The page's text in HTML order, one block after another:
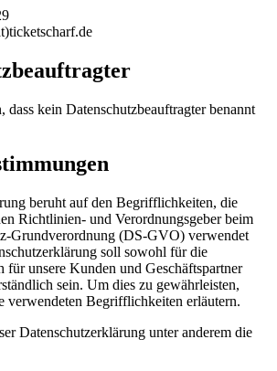
dass kein Datenschutzbeauftragter benannt
beruht auf den Begrifflichkeiten, die
Richtlinien- und Verordnungsgeber beim
Grundverordnung (DS-GVO) verwendet
soll sowohl für die
für unsere Kunden und Geschäftspartner
sein. Um dies zu gewährleisten,
verwendeten Begrifflichkeiten erläutern.
Datenschutzerklärung unter anderem die